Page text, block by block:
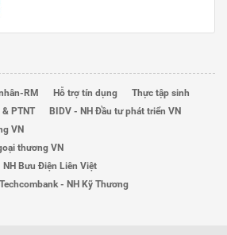
RM Hỗ trợ tín dụng
Thực tập sinh
PTNT
BIDV - NH Đầu tư phát triển VN
VN
thương VN
Bưu Điện Liên Việt
Techcombank - NH Kỹ Thương